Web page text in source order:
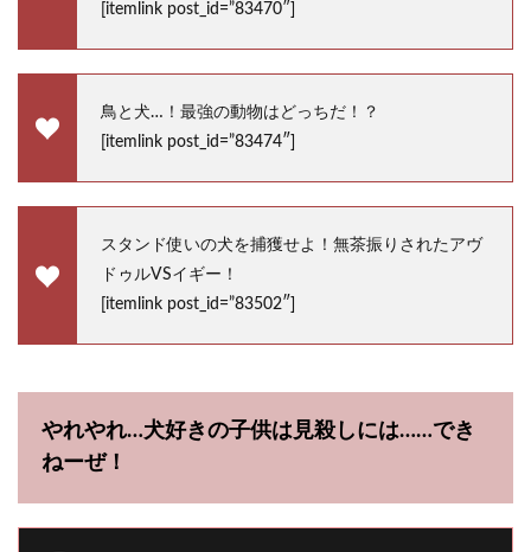
[itemlink post_id=”83470″]
鳥と犬…！最強の動物はどっちだ！？
[itemlink post_id=”83474″]
スタンド使いの犬を捕獲せよ！無茶振りされたアヴ
ドゥルVSイギー！
[itemlink post_id=”83502″]
やれやれ…犬好きの子供は見殺しには……でき
ねーぜ！